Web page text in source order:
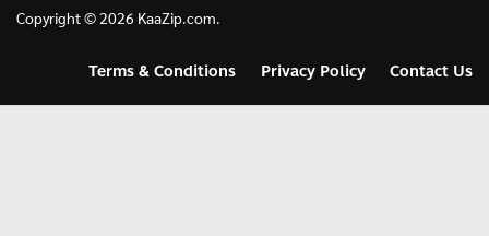
Copyright © 2026 KaaZip.com.
Terms & Conditions Privacy Policy Contact Us